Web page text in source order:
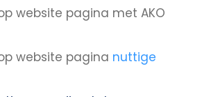
website pagina met AKO
website pagina nuttige